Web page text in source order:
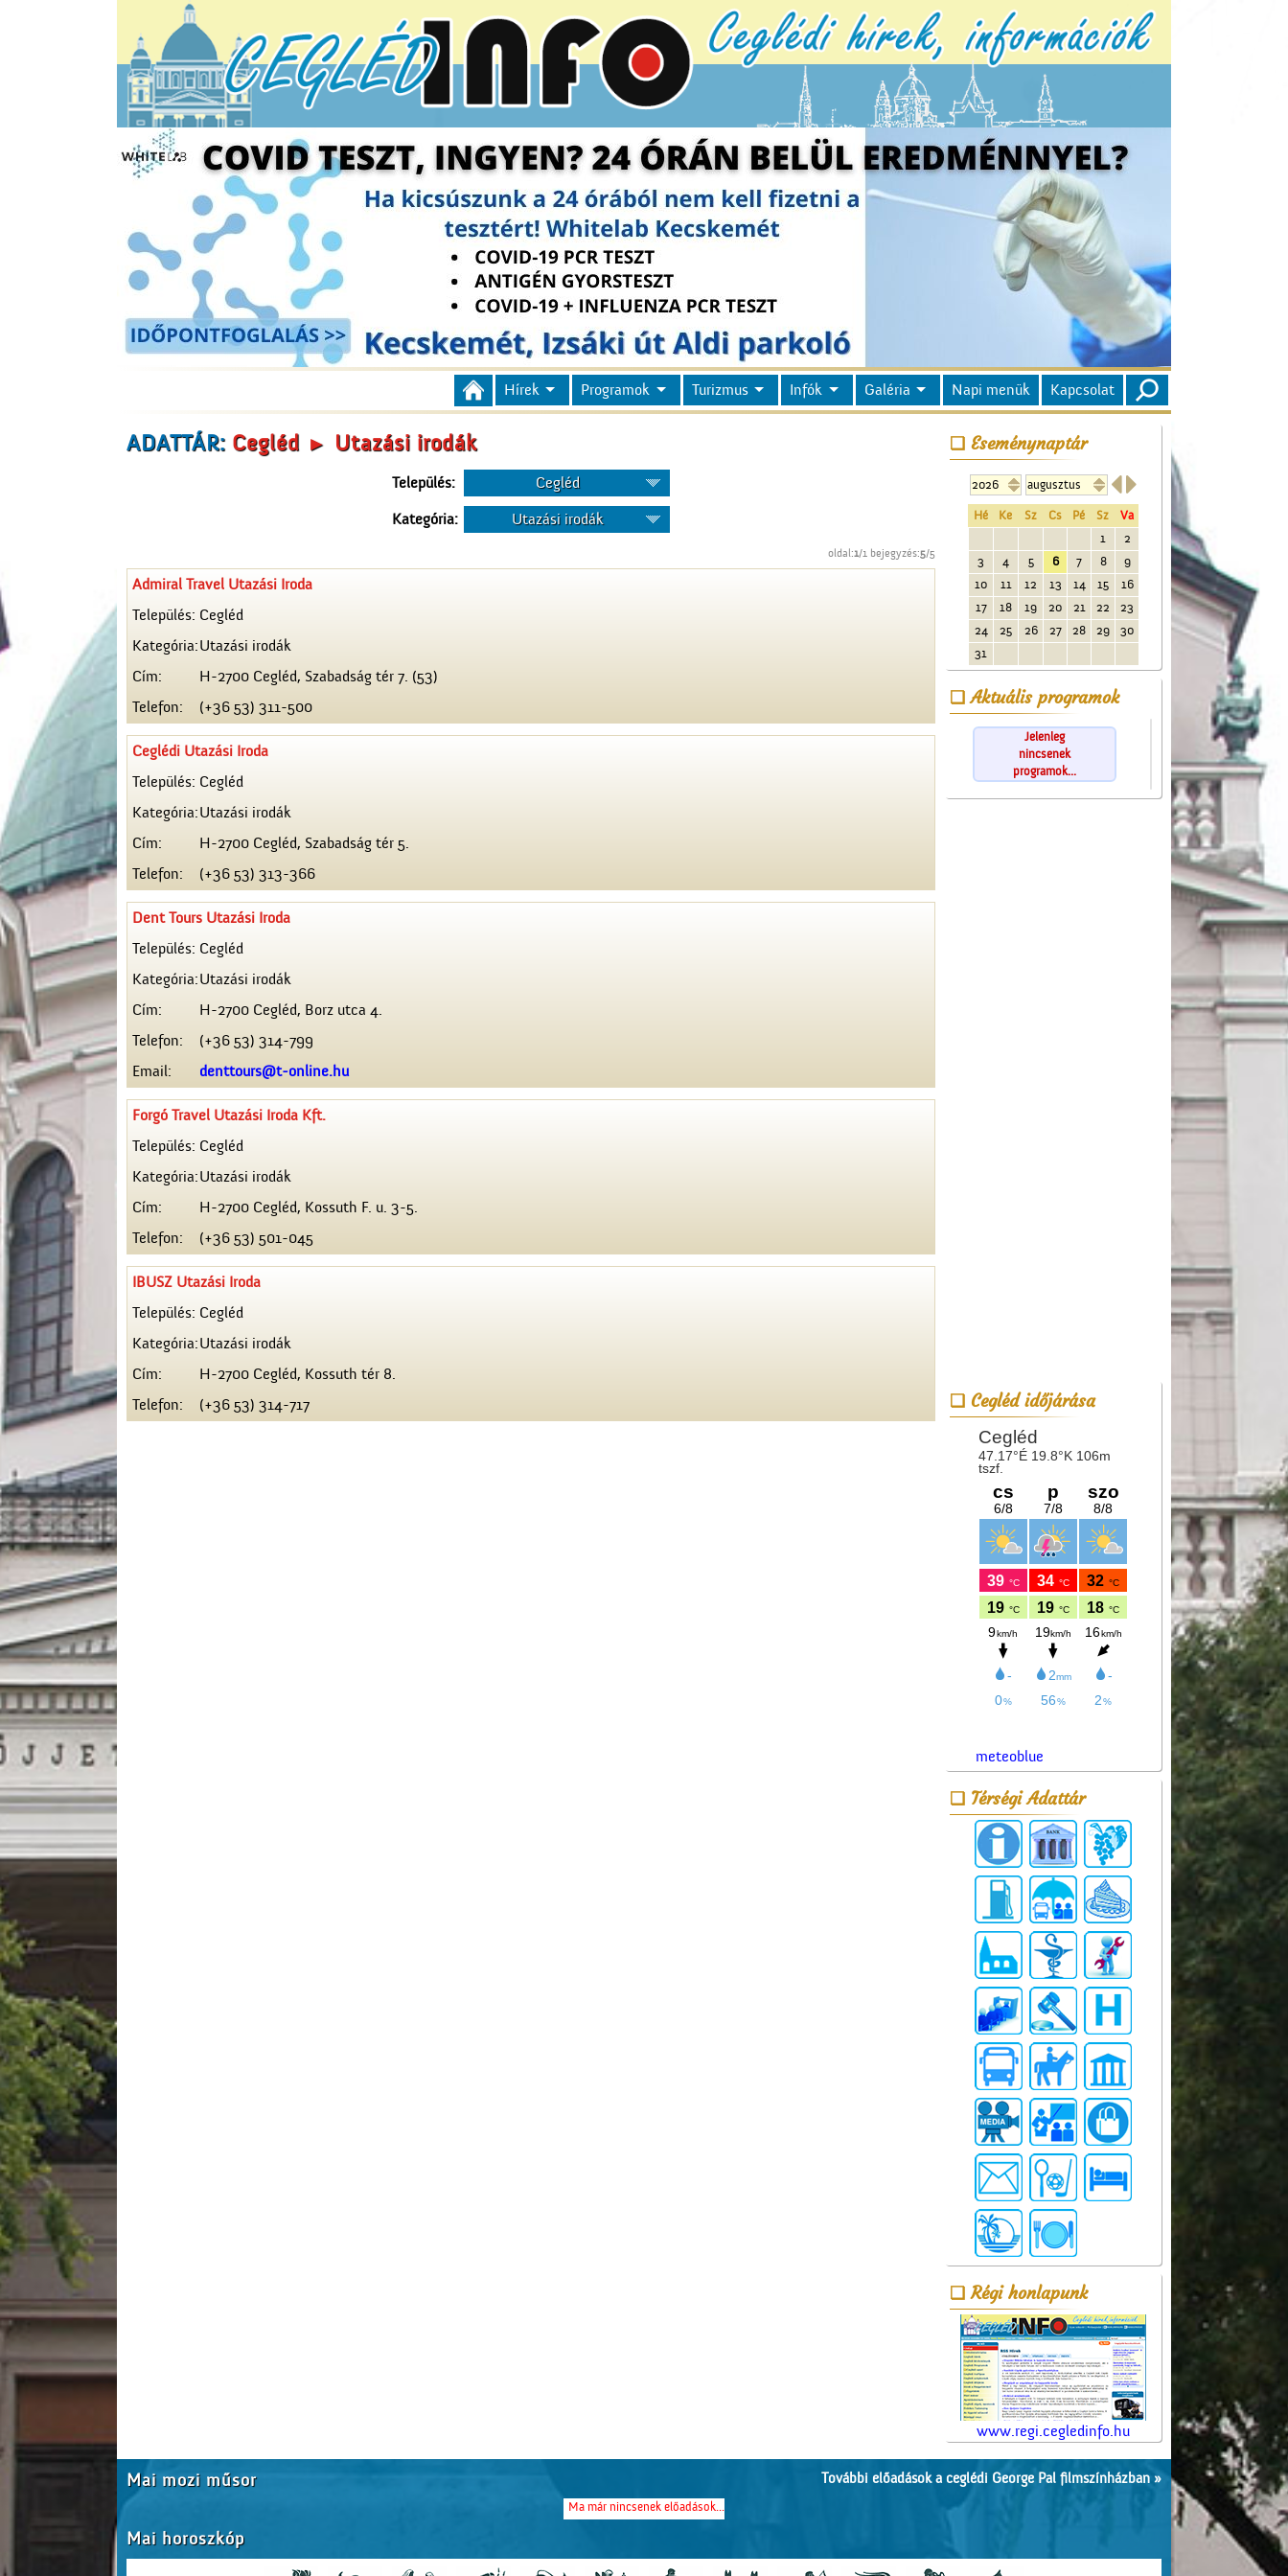
Hírek Programok Turizmus Infók Galéria Napi menük Kapcsolat
ADATTÁR: Cegléd ► Utazási irodák
Település: Cegléd
Kategória: Utazási irodák
oldal:1/1 bejegyzés:5/5
Admiral Travel Utazási Iroda
Település: Cegléd
Kategória:Utazási irodák
Cím:
H-2700 Cegléd, Szabadság tér 7. (53)
Telefon:
(+36 53) 311-500
Ceglédi Utazási Iroda
Település: Cegléd
Kategória:Utazási irodák
Cím:
H-2700 Cegléd, Szabadság tér 5.
Telefon:
(+36 53) 313-366
Dent Tours Utazási Iroda
Település: Cegléd
Kategória:Utazási irodák
Cím:
H-2700 Cegléd, Borz utca 4.
Telefon:
(+36 53) 314-799
Email:
denttours@t-online.hu
Forgó Travel Utazási Iroda Kft.
Település: Cegléd
Kategória:Utazási irodák
Cím:
H-2700 Cegléd, Kossuth F. u. 3-5.
Telefon:
(+36 53) 501-045
IBUSZ Utazási Iroda
Település: Cegléd
Kategória:Utazási irodák
Cím:
H-2700 Cegléd, Kossuth tér 8.
Telefon:
(+36 53) 314-717
Eseménynaptár

Hé Ke Sz Cs Pé Sz
Va
1
2
3
4 5 6 7 8
9
10
11 12 13 14 15
16
17
18 19 20 21 22
23
24
25 26 27 28 29
30
31
Aktuális programok
Jelenleg
nincsenek
programok...
Cegléd időjárása
meteoblue
Térségi Adattár
Régi honlapunk
www.regi.cegledinfo.hu
Mai mozi műsor További előadások a ceglédi George Pal filmszínházban »
Ma már nincsenek előadások...
Mai horoszkóp